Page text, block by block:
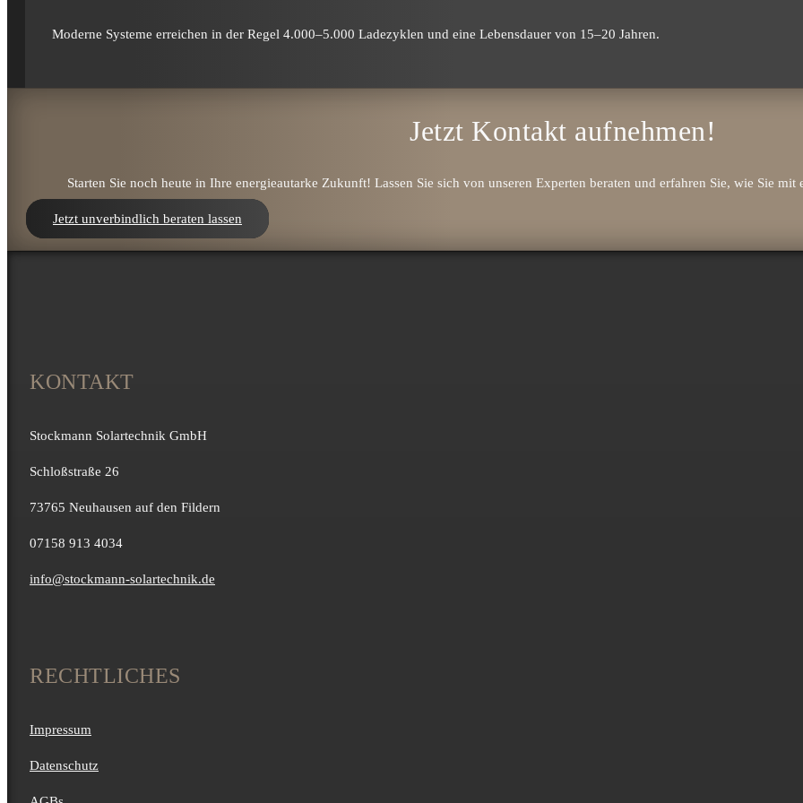
Moderne Systeme erreichen in der Regel 4.000–5.000 Lade­zyklen und eine Lebens­dauer von 15–20 Jahren.
Jetzt Kontakt aufnehmen!
Starten Sie noch heute in Ihre energie­autarke Zukunft! Lassen Sie sich von unseren Experten beraten und erfahren Sie, wie Sie
Jetzt unverbindlich beraten lassen
KONTAKT
Stockmann Solartechnik GmbH
Schloßstraße 26
73765 Neuhausen auf den Fildern
07158 913 4034
info@stockmann-solartechnik.de
RECHTLICHES
Impressum
Datenschutz